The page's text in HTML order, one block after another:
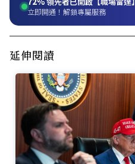
立即開通！解鎖專屬服務
延伸閱讀